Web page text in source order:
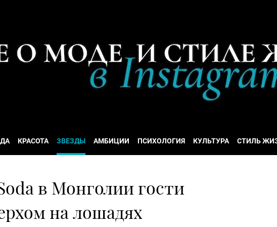
КРАСОТА ЗВЕЗДЫ АМБИЦИИ ПСИХОЛОГИЯ КУЛЬТУРА СТИЛЬ
в Монголии гости
на лошадях